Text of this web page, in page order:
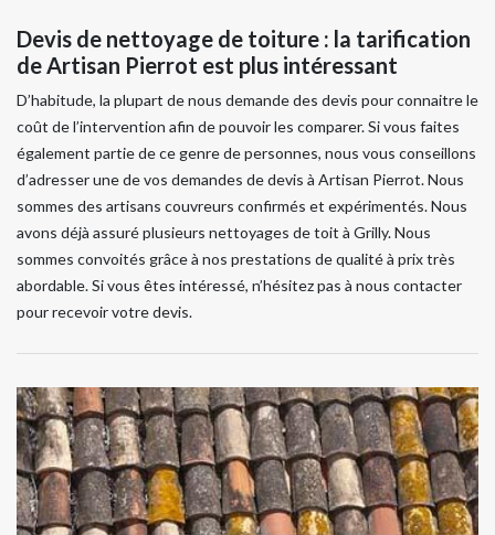
Devis de nettoyage de toiture : la tarification
de Artisan Pierrot est plus intéressant
D’habitude, la plupart de nous demande des devis pour connaitre le
coût de l’intervention afin de pouvoir les comparer. Si vous faites
également partie de ce genre de personnes, nous vous conseillons
d’adresser une de vos demandes de devis à Artisan Pierrot. Nous
sommes des artisans couvreurs confirmés et expérimentés. Nous
avons déjà assuré plusieurs nettoyages de toit à Grilly. Nous
sommes convoités grâce à nos prestations de qualité à prix très
abordable. Si vous êtes intéressé, n’hésitez pas à nous contacter
pour recevoir votre devis.